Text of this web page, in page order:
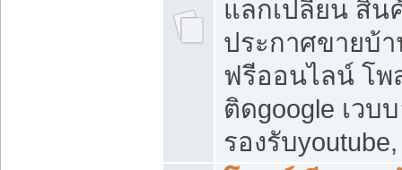
แลกเปลี่ยน สิน
ประกาศขายบ้
ฟรีออนไลน์ โพ
ติดgoogle เวบ
รองรับ